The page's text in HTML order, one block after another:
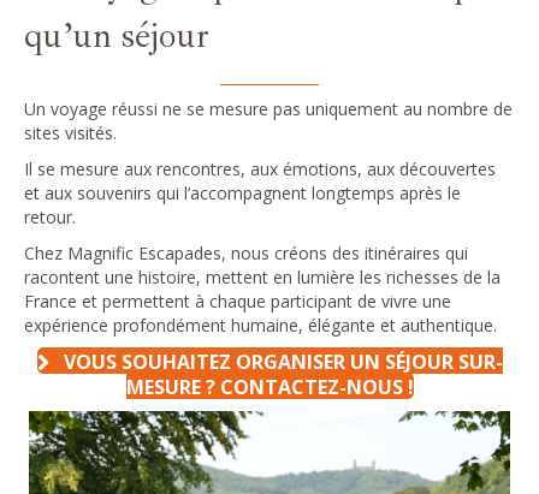
qu’un séjour
Un voyage réussi ne se mesure pas uniquement au nombre de
sites visités.
Il se mesure aux rencontres, aux émotions, aux découvertes
et aux souvenirs qui l’accompagnent longtemps après le
retour.
Chez Magnific Escapades, nous créons des itinéraires qui
racontent une histoire, mettent en lumière les richesses de la
France et permettent à chaque participant de vivre une
expérience profondément humaine, élégante et authentique.
VOUS SOUHAITEZ ORGANISER UN SÉJOUR SUR-
MESURE ? CONTACTEZ-NOUS !